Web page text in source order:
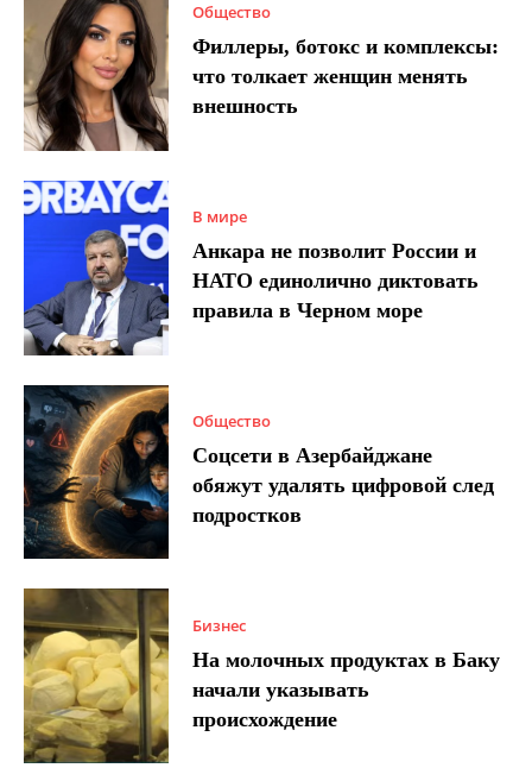
Общество
Филлеры, ботокс и комплексы:
что толкает женщин менять
внешность
В мире
Анкара не позволит России и
НАТО единолично диктовать
правила в Черном море
Общество
Соцсети в Азербайджане
обяжут удалять цифровой след
подростков
Бизнес
На молочных продуктах в Баку
начали указывать
происхождение